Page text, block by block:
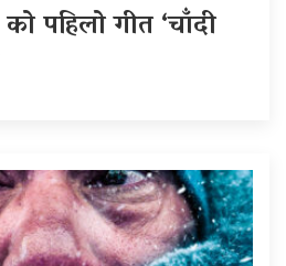
को पहिलो गीत ‘चाँदी